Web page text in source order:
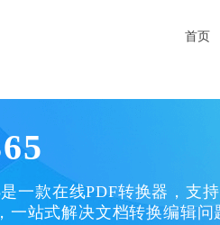
首页
一款在线PDF转换器，支
一站式解决文档转换编辑问